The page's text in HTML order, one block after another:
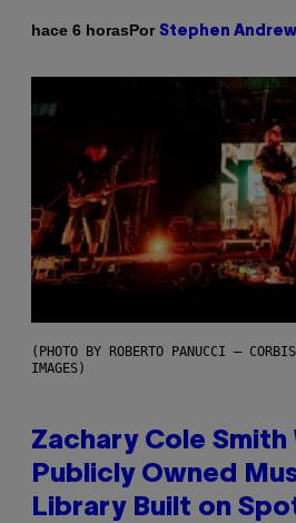
hace 6 horasPor Stephen
(PHOTO BY ROBERTO PANUCCI –
IMAGES)
Zachary Cole Smith
Publicly Owned
Library Built on